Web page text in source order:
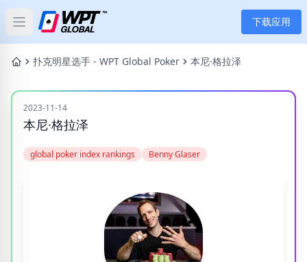
Open main menu 下载应用
首页
新闻
扑克
应用
玩家
扑克明星选手 - WPT Global Poker 本尼·格拉泽
2023-11-14
本尼·格拉泽
global poker index rankings Benny Glaser